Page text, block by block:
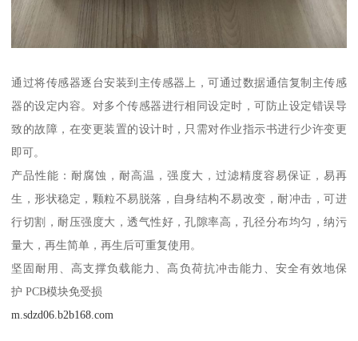
通过将传感器逐台安装到主传感器上，可通过数据通信复制主传感
器的设定内容。对多个传感器进行相同设定时，可防止设定错误导
致的故障，在变更装置的设计时，只需对作业指示书进行少许变更
即可。
产品性能：耐腐蚀，耐高温，强度大，过滤精度容易保证，易再
生，形状稳定，颗粒不易脱落，自身结构不易改变，耐冲击，可进
行切割，耐压强度大，透气性好，孔隙率高，孔径分布均匀，纳污
量大，再生简单，再生后可重复使用。
坚固耐用、高支撑负载能力、高负荷抗冲击能力、安全有效地保
护 PCB模块免受损
m.sdzd06.b2b168.com